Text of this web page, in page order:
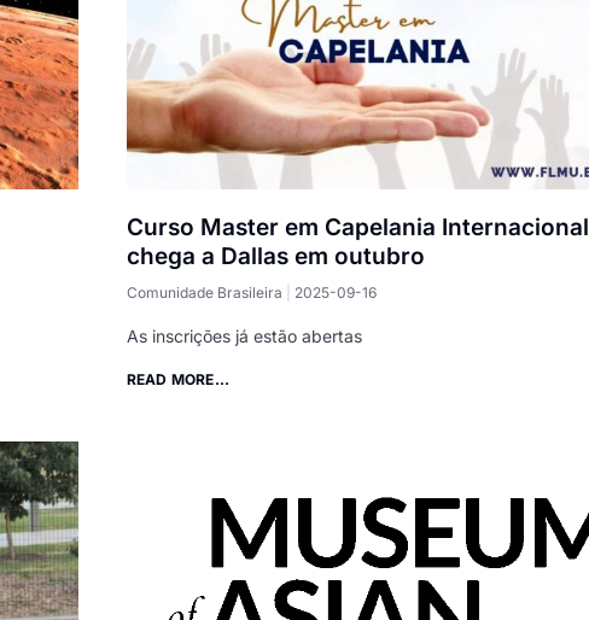
Curso Master em Capelania Internacional
chega a Dallas em outubro
Comunidade Brasileira 2025-09-16
As inscrições já estão abertas
READ MORE...